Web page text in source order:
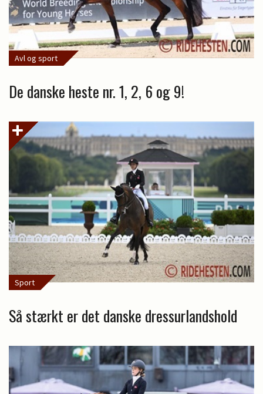
Avl og sport
De danske heste nr. 1, 2, 6 og 9!
Sport
Så stærkt er det danske dressurlandshold